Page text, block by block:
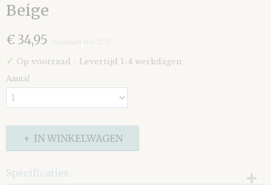
Beige
€ 34,95
✓ Op voorraad - Levertijd 1-4 werkdagen
Aantal
IN WINKELWAGEN
Specificaties